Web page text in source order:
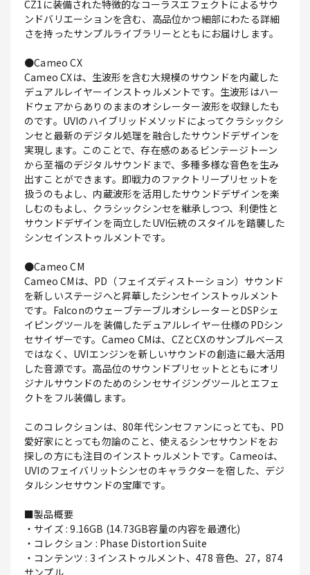
CZ1に装備された特徴的なコーラスエフェクトによるサウ
ンドバリエーションを含む、高品位かつ細部にわたる詳細
さを持ったサンプルライブラリーとともにお届けします。
●Cameo CX
Cameo CXは、生波形を含む大規模のサウンドを内蔵した
デュアルレイヤーインストゥルメントです。生波形はハー
ドウェアからありのままのオシレーター波形を収録したも
のです。UVIのハイブリッドメソッドによってクラシックシ
ンセと最新のデジタル処理を融合したサウンドデザインを
実現します。このことで、存在感のあるビンテージトーン
から至福のデジタルサウンドまで、多種多様な音色を生み
出すことができます。即戦力のファクトリープリセットを
扱うのもよし、内蔵波形を活用したサウンドデザインを楽
しむのもよし、クラシックシンセを継承しつつ、利便性と
サウンドデザインを両立したUVI伝統のスタイルを踏襲した
シンセインストゥルメントです。
●Cameo CM
Cameo CMは、PD（フェイズディストーション）サウンド
を新しいステージへと昇華したシンセインストゥルメント
です。FalconのウェーブテーブルオシレーターとDSPシェ
イピングツールを装備したデュアルレイヤー仕様のPDシン
セサイザーです。Cameo CMは、CZとCXのサンプルベース
ではなく、UVIエンジンを新しいサウンドの創造に最大活用
した音源です。高品位のサウンドプリセットとともにオリ
ジナルサウンドのためのシンセサイジングツールとエフェ
クトをフル装備します。
このコレクションは、80年代シンセファンにっとても、PD
愛好家にとっても勿論のこと、使えるシンセサウンドをお
探しの方にも注目のインストゥルメントです。Cameoは、
UVIのフェイバリットシンセのキャラクターを宿した、デジ
タルシンセサウンドの宝庫です。
■製品概要
・サイズ : 9.16GB (14.73GB容量の内容を最適化)
・コレクション : Phase Distortion Suite
・コンテンツ : 3 インストゥルメント、478 音色、27，874